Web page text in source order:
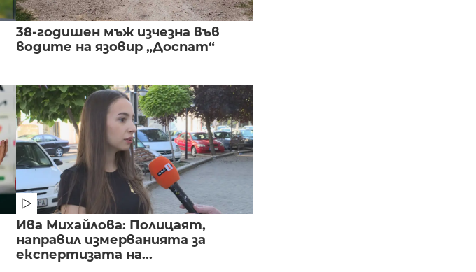
38-годишен мъж изчезна във
водите на язовир „Доспат“
Ива Михайлова: Полицаят,
направил измерванията за
експертизата на...